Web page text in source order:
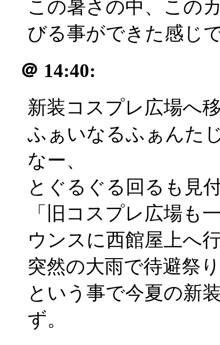
この暑さの中、この
びる事ができた感じ
＠ 14:40:
新装コスプレ広場へ
ふぁいなるふぁんた
なー、
とぐるぐる回るも見
「旧コスプレ広場も
ウンスに西館屋上へ
突然の大雨で待避祭
という事で今夏の新
ず。